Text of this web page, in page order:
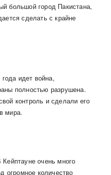
большой город Пакистана,
сделать с крайне
идет война,
полностью разрушена.
контроль и сделали его
мира.
очень много
огромное количество